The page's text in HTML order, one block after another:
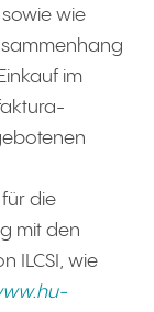
wie
im
die
mit den
ILCSI, wie